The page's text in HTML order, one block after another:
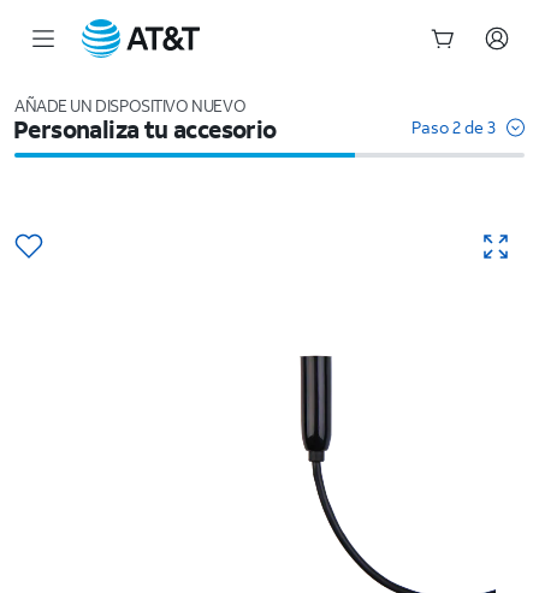
AÑADE UN DISPOSITIVO NUEVO
Personaliza tu accesorio Paso 2 de 3